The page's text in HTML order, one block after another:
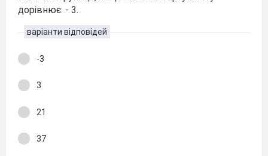
дорівнює: - 3.
варіанти відповідей
-3
3
21
37